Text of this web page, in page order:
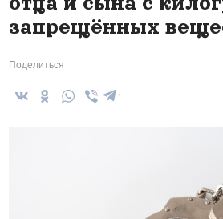
запрещённых
Поделиться